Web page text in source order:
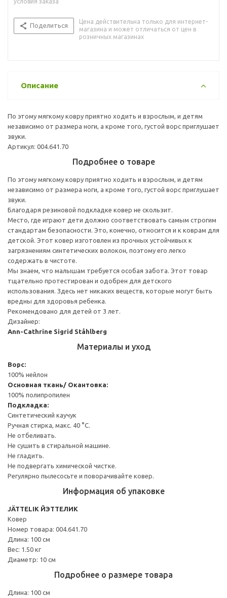
Поделиться
Цена действительна только для интернет-
магазина и может отличаться от цен в
розничных магазинах
Описание
По этому мягкому ковру приятно ходить и взрослым, и детям
независимо от размера ноги, а кроме того, густой ворс приглушает
звуки.
Артикул: 004.641.70
Подробнее о товаре
По этому мягкому ковру приятно ходить и взрослым, и детям
независимо от размера ноги, а кроме того, густой ворс приглушает
звуки.
Благодаря резиновой подкладке ковер не скользит.
Место, где играют дети должно соответствовать самым строгим
стандартам безопасности. Это, конечно, относится и к коврам для
детской. Этот ковер изготовлен из прочных устойчивых к
загрязнениям синтетических волокон, поэтому его легко
содержать в чистоте.
Мы знаем, что малышам требуется особая забота. Этот товар
тщательно протестирован и одобрен для детского
использования. Здесь нет никаких веществ, которые могут быть
вредны для здоровья ребенка.
Рекомендовано для детей от 3 лет.
Дизайнер:
Ann-Cathrine Sigrid Ståhlberg
Материалы и уход
Ворс:
100% нейлон
Основная ткань/ Окантовка:
100% полипропилен
Подкладка:
Синтетический каучук
Ручная стирка, макс. 40 °C.
Не отбеливать.
Не сушить в стиральной машине.
Не гладить.
Не подвергать химической чистке.
Регулярно пылесосьте и поворачивайте ковер.
Информация об упаковке
JÄTTELIK ЙЭТТЕЛИК
Ковер
Номер товара: 004.641.70
Длина: 100 см
Вес: 1.50 кг
Диаметр: 10 см
Подробнее о размере товара
Длина: 100 см